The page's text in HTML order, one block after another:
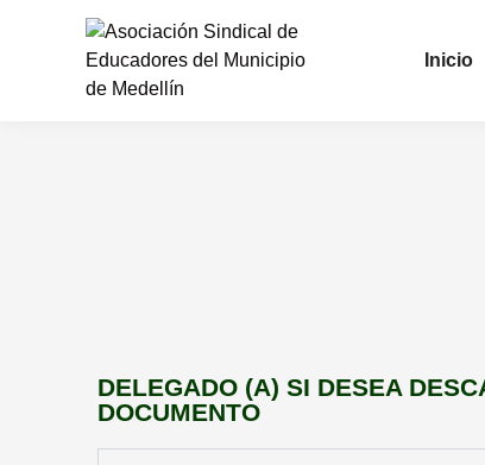
Inicio
DELEGADO (A) SI DESEA
DOCUMENTO